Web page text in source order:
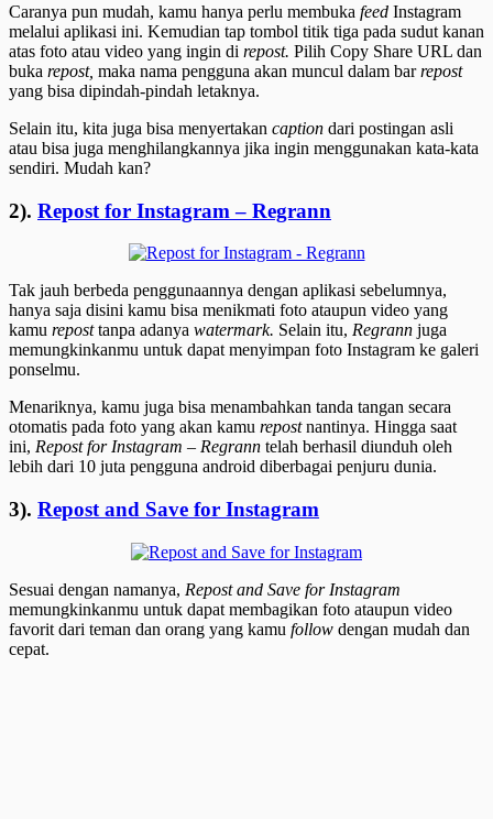
Caranya pun mudah, kamu hanya perlu membuka feed Instagram
melalui aplikasi ini. Kemudian tap tombol titik tiga pada sudut kanan
atas foto atau video yang ingin di repost. Pilih Copy Share URL dan
buka repost, maka nama pengguna akan muncul dalam barrepost
yang bisa dipindah-pindah letaknya.
Selain itu, kita juga bisa menyertakan caption dari postingan asli
atau bisa juga menghilangkannya jika ingin menggunakan kata-kata
sendiri. Mudah kan?
2). Repost for Instagram – Regrann
Tak jauh berbeda penggunaannya dengan aplikasi sebelumnya,
hanya saja disini kamu bisa menikmati foto ataupun video yang
kamu reposttanpa adanya watermark. Selain itu, Regrann juga
memungkinkanmu untuk dapat menyimpan foto Instagram ke galeri
ponselmu.
Menariknya, kamu juga bisa menambahkan tanda tangan secara
otomatis pada foto yang akan kamu repostnantinya. Hingga saat
ini, Repost for Instagram – Regrann telah berhasil diunduh oleh
lebih dari 10 juta pengguna android diberbagai penjuru dunia.
3). Repost and Save for Instagram
Sesuai dengan namanya, Repost and Save for Instagram
memungkinkanmu untuk dapat membagikan foto ataupun video
favorit dari teman dan orang yang kamu follow dengan mudah dan
cepat.